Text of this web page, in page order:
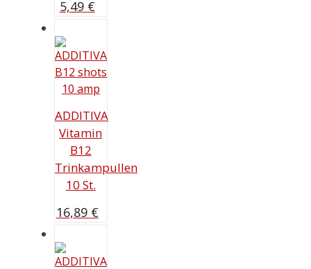
5,49 €
ADDITIVA
Vitamin
B12
Trinkampullen
10 St.
16,89 €